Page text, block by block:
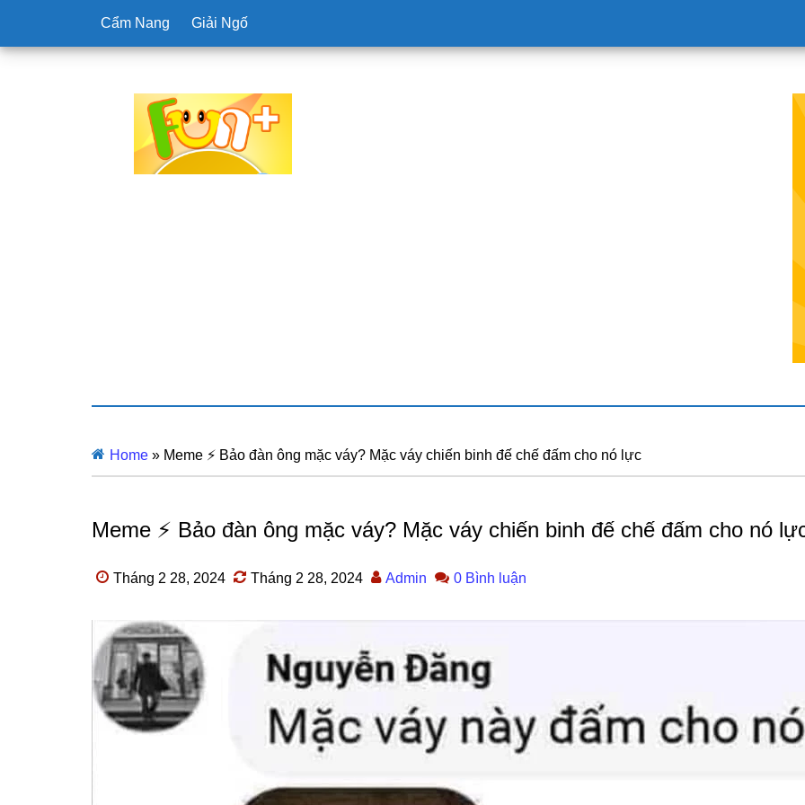
Cẩm Nang Giải Ngố
Home » Meme ⚡ Bảo đàn ông mặc váy? Mặc váy chiến binh đế chế đấm cho nó lực
Meme ⚡ Bảo đàn ông mặc váy? Mặc váy chiến binh đế chế đấm cho nó
Tháng 2 28, 2024 Tháng 2 28, 2024 Admin 0 Bình luận